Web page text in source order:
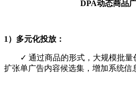
DPA动态商品
1）多元化投放：
✓ 通过商品的形式，大规模批量
扩张单广告内容候选集，增加系统信